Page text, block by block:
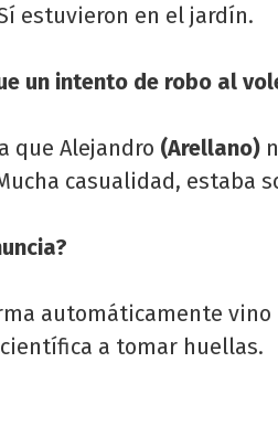
estuvieron en el jardín.
un intento de robo al
que Alejandro (Arellano)
casualidad, estaba
automáticamente vino
a tomar huellas.